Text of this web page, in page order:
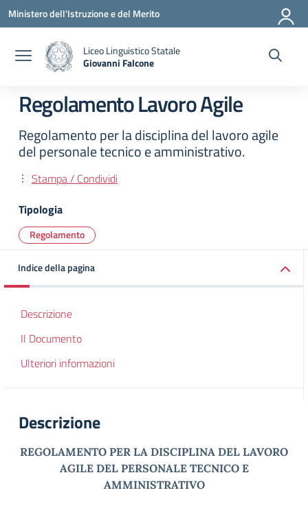
Vai ai contenuti
Vai al menu di navigazione
Vai al footer
Ministero dell'Istruzione e del Merito
Liceo Linguistico Statale
Giovanni Falcone
Regolamento Lavoro Agile
Regolamento per la disciplina del lavoro agile
del personale tecnico e amministrativo.
Stampa / Condividi
Tipologia
Regolamento
Indice della pagina
Descrizione
Il Documento
Ulteriori informazioni
Descrizione
REGOLAMENTO PER LA DISCIPLINA DEL LAVORO
AGILE DEL PERSONALE TECNICO E
AMMINISTRATIVO